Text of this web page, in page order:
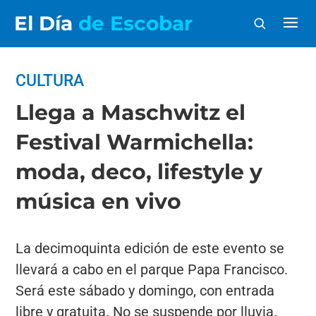
El Día de Escobar
CULTURA
Llega a Maschwitz el
Festival Warmichella:
moda, deco, lifestyle y
música en vivo
La decimoquinta edición de este evento se
llevará a cabo en el parque Papa Francisco.
Será este sábado y domingo, con entrada
libre y gratuita. No se suspende por lluvia.